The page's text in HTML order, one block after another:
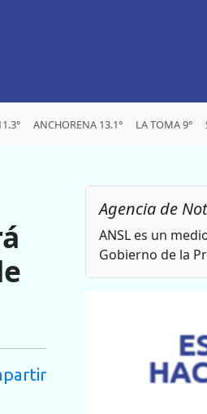
ANCHORENA 13.1° LA TOMA 9°
Agencia de
ANSL es un
Gobierno de la